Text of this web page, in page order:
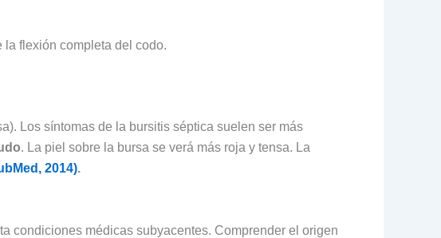
la flexión completa del codo.
Los síntomas de la bursitis séptica suelen ser más
. La piel sobre la bursa se verá más roja y tensa. La
2014).
condiciones médicas subyacentes. Comprender el origen